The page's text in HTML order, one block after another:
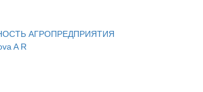
АГРОПРЕДПРИЯТИЯ
A R